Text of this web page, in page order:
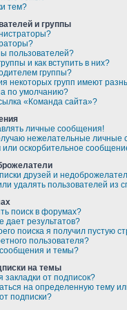
тем?
и группы
пользователей?
и как вступить в них?
группы?
некоторых групп имеют
по умолчанию?
«Команда сайта»?
личные сообщения!
нежелательные личные
оскорбительное
друзей и
удалять пользователей из
поиск в форумах?
дает результатов?
поиска я получил пустую
пользователя?
сообщения и темы?
на темы
закладки от подписок?
на определенную тему
подписки?